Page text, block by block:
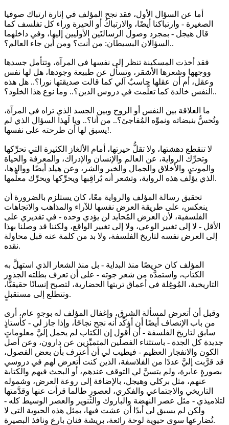
أما عن السؤال الأول، فقد نجح المؤلف في إثارة ارتباك صوفيا
الصغيرة - وارتباكنا أيضًا، والارتباكُ أو الحيرة وراء كل تفلسف كما
قال هيجل - بمجرد وصول الرسالتَين الأوليين إليها، وفي داخلهما
السؤالان البسيطان: من أنت؟ ومن أين جاء العالم؟..
فقد أخذت المسكينة تنظر إلى نفسها في المرآة، وتتأمل جسدها
ووجهها وشعرها الأشقر، وتسأل عن طبيعة وجودها، هل لها نفس
وعقل، أم أن عقلها حاسبٌ آلي كما قالت صديقتها نورا؟.. هل هذه
النفس خالدة كما تعلَّمت في دروس الدين؟.. وما نوع هذا الخلود؟..
ما العلاقة بين النفس أو الروح وبين الجسد الذي تراه في المرآة،
وتُحسُّ بنبضاته ونموِّه المُفاجئ؟.. من أنا؟.. ويا لَهذا السؤال الذي لم
يسبق لها أن طرحته على نفسها!.
لا تنقطع دهشتها، ولا تقلُّ حيرتها، أمام الألغاز الكثيرة التي تحرِّكها
وتحرِّك الرواية، عن العالم والإنسان والإدراك، والمعرفة والحياة
والموت، والأخلاق والجمال والخير والشر، وعن هيلد أيضًا ووالدها،
الذي يؤلِّف هذه الرواية، وتشعر أنه يُراقِبها ويحرِّكها ويحرِّك معلِّمها.
تحقيق رسالة المؤلف والرواية معًا، كان يستلزم بالضرورة أن
ينعكس، على طريقة العرض نفسها للآراء والمذاهب والاتجاهات
الفلسفية، لأن العرض المُحايد لن يؤدي وحده - في تقديري على
الأقل - لا إلى تغيير الوعي، ولا إلى تغيير الواقع، ولكننا قد وصلنا بهذا
إلى العرض نفسه لتاريخ الفلسفة، ولا بد من كلمة عنه قبل محاولة
نقده.
المؤلف كان حريصًا منذ البداية - بل منذ الشعار الذي استهلَّ به
الكتاب، واستمدَّه من شعر جوته - على أن تعرف بطلته الجذور
التاريخية، المُوغِلة في أعماق تربتها الحضارية، لتصبح إنسانًا حقيقيًّا،
وتتطلع إلى مستقبلٍ.
وقبل أن أتعرض لمسألة الشرق، وإغفال المؤلف له بوجهٍ عام، أرى
من باب الإنصاف أيضًا أن أؤكِّد أنه نجح نجاحًا، وإذا جاز لي - كأستاذٍ
سابق لتاريخ الفلسفة - أن أقول إن الكتاب لم يحمل إليَّ معلوماتٍ
جديدة كل الجدة - باستثناء الفصلَين المتميِّزين عن دارون، وعن أصل
الكون والانفجار العظيم - فيطيب لي أن أعترف بأن بعض الفصول،
قد قرَّبت إليَّ عددًا من الفلاسفة، الذين كنت أتعرض لهم في دروسي
بصورةٍ عابرة، ولم يتسنَّ لي التوقف عندهم، أو البحث فيهم والكتابة
عنهم، مثل بركلي وهيجل، بالإضافة إلى روعة العرض، وشموله
التاريخي والاجتماعي والفكري، لعصورٍ طالما قرأت عنها وقدَّمتها
لتلاميذي - مثل عصر النهضة والباروك والتنوير والعصر الوسيط كله -
ولكن لم يسبق لي أبدًا أن عشت فيها، بمثل هذه الحيوية التي لا
تُضارِعها سوى حيوية لوحة رائعة، بريشة فنان بارع ونافذ البصيرة.